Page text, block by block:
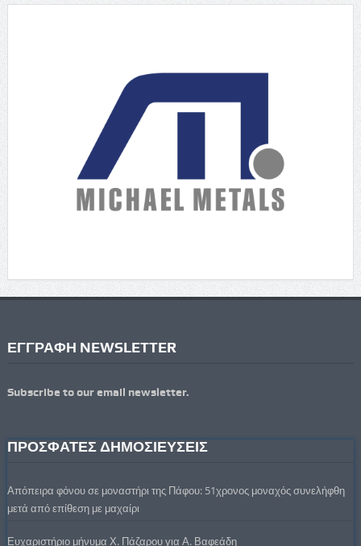
ΕΓΓΡΑΦΗ NEWSLETTER
Subscribe to our email newsletter.
ΠΡΟΣΦΑΤΕΣ ΔΗΜΟΣΙΕΥΣΕΙΣ
Απόπειρα φόνου σε μοναστήρι της Πάφου: 51χρονος μοναχός συνελήφθη
μετά από επίθεση με μαχαίρι
Ευχαριστήριο μήνυμα Χ. Πάζαρου για Α. Βαφεάδη